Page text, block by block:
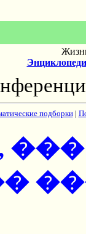
подборки|